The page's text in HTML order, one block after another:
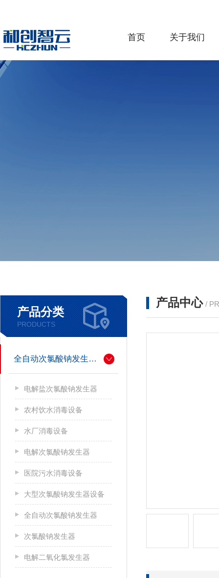
首页 关于我们
产品分类
PRODUCTS
全自动次氯酸钠发生器厂家
电解盐次氯酸钠发生器
农村饮水消毒设备
水厂消毒设备
电解次氯酸钠发生器
医院污水消毒设备
大型次氯酸钠发生器设备
全自动次氯酸钠发生器
次氯酸钠发生器
电解二氧化氯发生器
产品中心 /